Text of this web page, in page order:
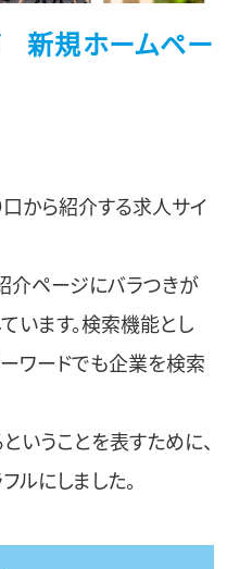
新規ホームペー
から紹介する求人サイ
介ページにバラつきが
います。検索機能とし
ーワードでも企業を検索
いうことを表すために、
ルにしました。